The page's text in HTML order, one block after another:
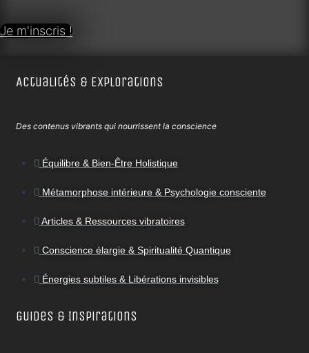
Je m'inscris !
Actualités & Explorations
Des contenus vibrants qui nourrissent la conscience
Équilibre & Bien-Être Holistique
Métamorphose intérieure & Psychologie consciente
Articles & Ressources vibratoires
Conscience élargie & Spiritualité Quantique
Énergies subtiles & Libérations invisibles
Guides & Inspirations